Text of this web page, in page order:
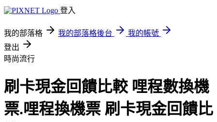
登入
我的部落格 我的部落格後台
我的帳號
登出
時尚流行
刷卡現金回饋比較 哩程數換機
票.哩程換機票 刷卡現金回饋比